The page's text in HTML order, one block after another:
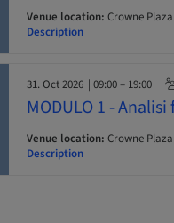
Venue location: Crowne
Description
31. Oct 2026 | 09:00 – 19:00
MODULO 1 -
Venue location: Crowne
Description